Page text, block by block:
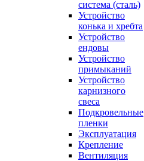
система (сталь)
Устройство
конька и хребта
Устройство
ендовы
Устройство
примыканий
Устройство
карнизного
свеса
Подкровельные
пленки
Эксплуатация
Крепление
Вентиляция